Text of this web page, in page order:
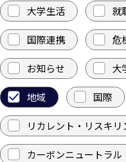
大学生活
就
国際連携
危
お知らせ
大
地域
国際
リカレント・リスキリ
カーボンニュートラル